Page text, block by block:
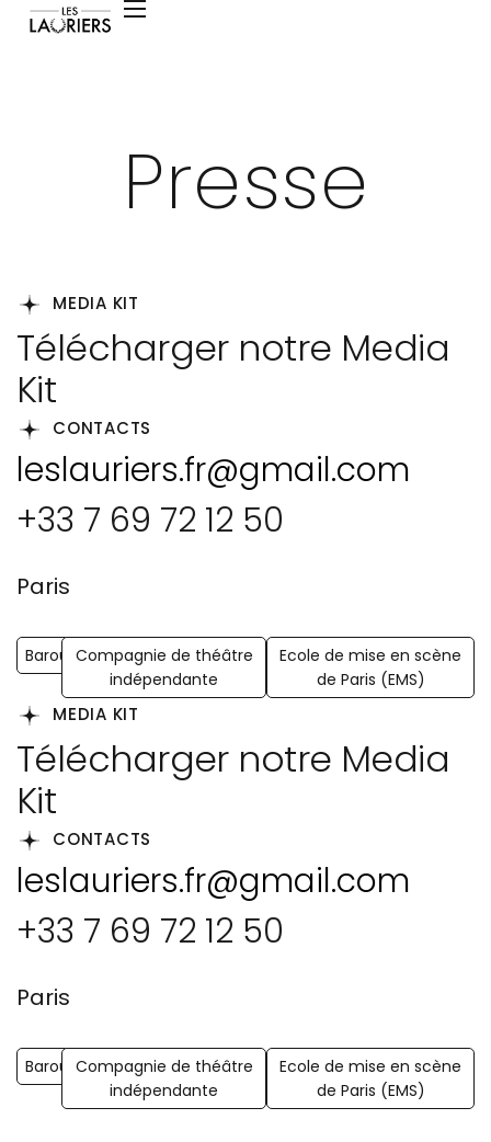
Presse
MEDIA KIT
Télécharger notre Media
Kit
CONTACTS
leslauriers.fr@gmail.com
+33 7 69 72 12 50
Paris
Barouf Compagnie de théâtre
indépendante
Ecole de mise en scène
de Paris (EMS)
MEDIA KIT
Télécharger notre Media
Kit
CONTACTS
leslauriers.fr@gmail.com
+33 7 69 72 12 50
Paris
Barouf Compagnie de théâtre
indépendante
Ecole de mise en scène
de Paris (EMS)